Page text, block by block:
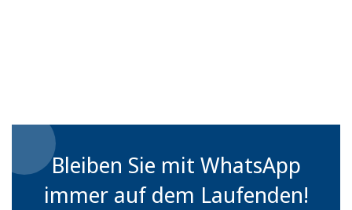
Bleiben Sie mit WhatsApp
immer auf dem Laufenden!